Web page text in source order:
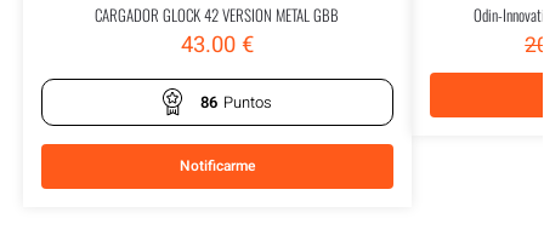
CARGADOR GLOCK 42 VERSION METAL GBB
43.00€
86 Puntos
Notificarme
Odin-